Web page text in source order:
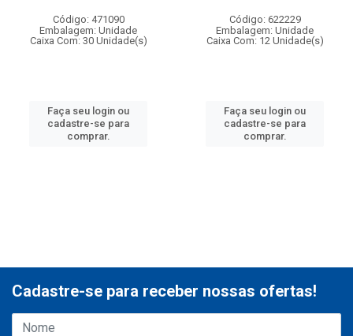
Código: 471090
Embalagem: Unidade
Caixa Com: 30 Unidade(s)
Faça seu login ou
cadastre-se para
comprar.
Código: 622229
Embalagem: Unidade
Caixa Com: 12 Unidade(s)
Faça seu login ou
cadastre-se para
comprar.
Cadastre-se para receber nossas ofertas!